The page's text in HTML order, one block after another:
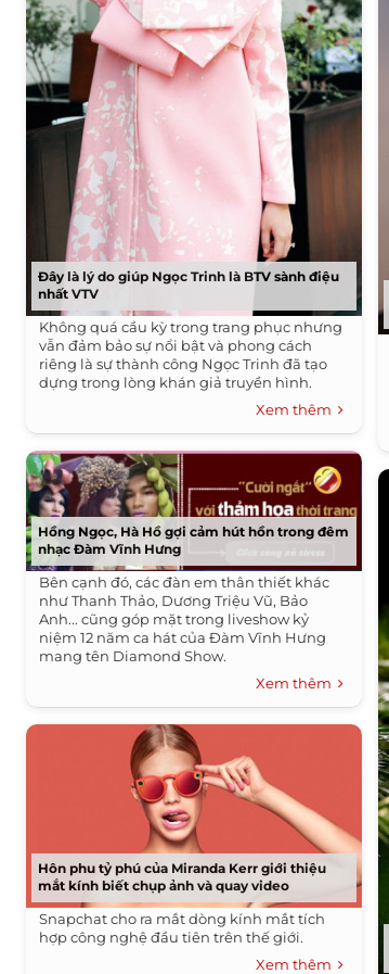
Đây là lý do giúp Ngọc Trinh là BTV sành điệu
nhất VTV
Không quá cầu kỳ trong trang phục nhưng
vẫn đảm bảo sự nổi bật và phong cách
riêng là sự thành công Ngọc Trinh đã tạo
dựng trong lòng khán giả truyền hình.
Xem thêm
Hồng Ngọc, Hà Hồ gợi cảm hút hồn trong đêm
nhạc Đàm Vĩnh Hưng
Bên cạnh đó, các đàn em thân thiết khác
như Thanh Thảo, Dương Triệu Vũ, Bảo
Anh... cũng góp mặt trong liveshow kỷ
niệm 12 năm ca hát của Đàm Vĩnh Hưng
mang tên Diamond Show.
Xem thêm
Hôn phu tỷ phú của Miranda Kerr giới thiệu
mắt kính biết chụp ảnh và quay video
Snapchat cho ra mắt dòng kính mắt tích
hợp công nghệ đầu tiên trên thế giới.
Xem thêm